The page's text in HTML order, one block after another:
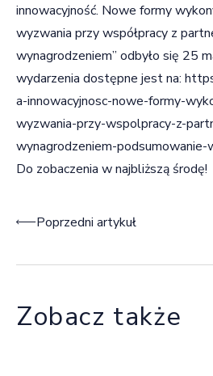
innowacyjność. Nowe formy
wyzwania przy współpracy z
wynagrodzeniem” odbyło się 25
wydarzenia dostępne jest na:
a-innowacyjnosc-nowe-formy-
wyzwania-przy-wspolpracy-z-
wynagrodzeniem-podsumowanie-
Do zobaczenia w najbliższą środę!
Nawigacja wpisu
Poprzedni artykuł
Zobacz także